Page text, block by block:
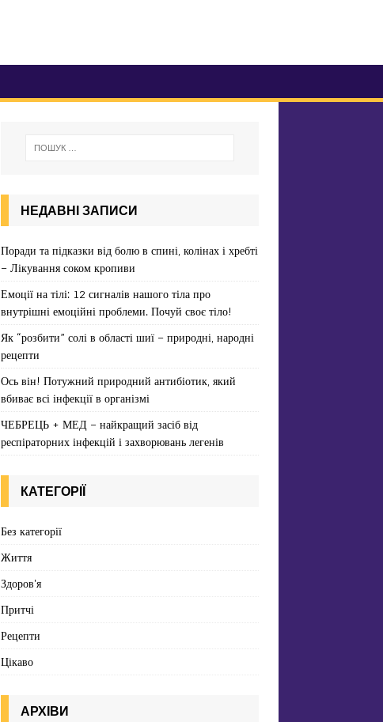
НЕДАВНІ ЗАПИСИ
Поради та підказки від болю в спині, колінах і хребті
– Лікування соком кропиви
Емоції на тілі: 12 сигналів нашого тіла про
внутрішні емоційні проблеми. Почуй своє тіло!
Як “розбити” солі в області шиї – природні, народні
рецепти
Ось він! Потужний природний антибіотик, який
вбиває всі інфекції в організмі
ЧЕБРЕЦЬ + МЕД – найкращий засіб від
респіраторних інфекцій і захворювань легенів
КАТЕГОРІЇ
Без категорії
Життя
Здоров'я
Притчі
Рецепти
Цікаво
АРХІВИ